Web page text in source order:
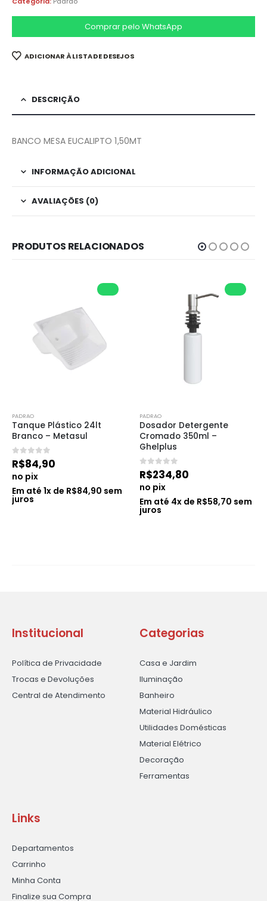
Comprar pelo WhatsApp
ADICIONAR À LISTA DE DESEJOS
DESCRIÇÃO
BANCO MESA EUCALIPTO 1,50MT
INFORMAÇÃO ADICIONAL
AVALIAÇÕES (0)
PRODUTOS RELACIONADOS
PADRAO
Tanque Plástico 24lt
Branco – Metasul
0de 5
R$84,90
no pix
Em até 1x de R$84,90 sem
juros
PADRAO
Dosador Detergente
Cromado 350ml –
Ghelplus
0de 5
R$234,80
no pix
Em até 4x de R$58,70 sem
juros
Institucional
Política de Privacidade
Trocas e Devoluções
Central de Atendimento
Categorias
Casa e Jardim
Iluminação
Banheiro
Material Hidráulico
Utilidades Domésticas
Material Elétrico
Decoração
Ferramentas
Links
Departamentos
Carrinho
Minha Conta
Finalize sua Compra